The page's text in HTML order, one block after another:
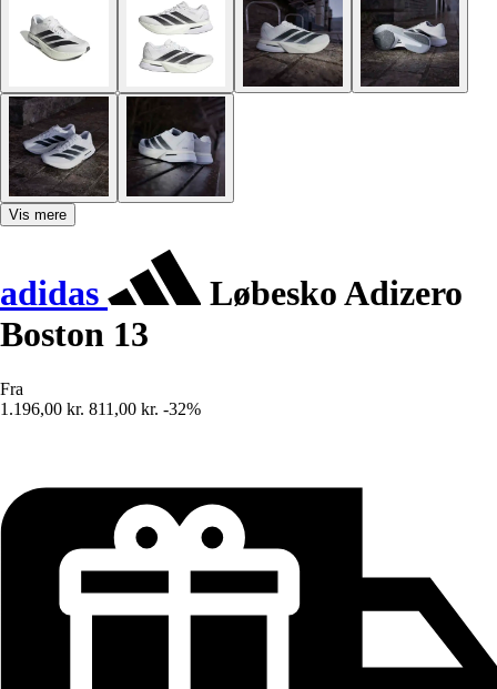
Vis mere
adidas
Løbesko Adizero
Boston 13
Fra
1.196,00 kr. 811,00 kr. -32%